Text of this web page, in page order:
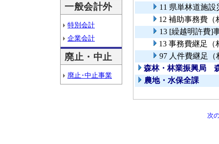
一般会計外
特別会計
企業会計
廃止・中止
廃止･中止事業
11 県単林道施
12 補助事務費（
13 [繰越明許費]
13 事務費継足（
97 人件費継足（
森林・林業振興局
農地・水保全課
次